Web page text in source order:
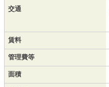
交通
賃料
管理費等
面積